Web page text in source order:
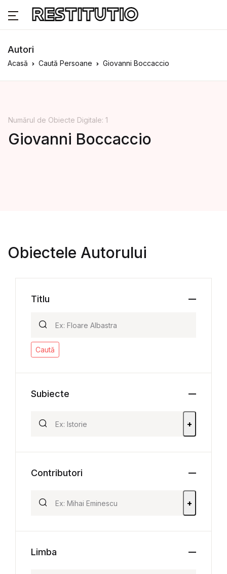
Autori
Acasă Caută Persoane Giovanni Boccaccio
Numărul de Obiecte Digitale: 1
Giovanni Boccaccio
Obiectele Autorului
Titlu
Caută
Subiecte
+
Contributori
+
Limba